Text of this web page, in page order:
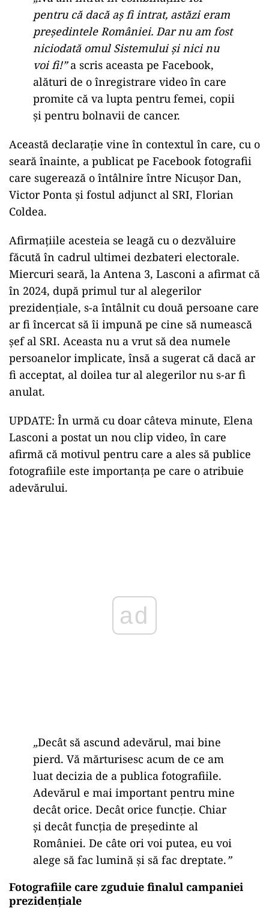
pentru că dacă aș fi intrat, astăzi eram
președintele României. Dar nu am fost
niciodată omul Sistemului și nici nu
voi fi!”a scris aceasta pe Facebook,
alături de o înregistrare video în care
promite că va lupta pentru femei, copii
și pentru bolnavii de cancer.
Această declarație vine în contextul în care, cu o
seară înainte, a publicat pe Facebook fotografii
care sugerează o întâlnire între Nicușor Dan,
Victor Ponta și fostul adjunct al SRI, Florian
Coldea.
Afirmațiile acesteia se leagă cu o dezvăluire
făcută în cadrul ultimei dezbateri electorale.
Miercuri seară, la Antena 3, Lasconi a afirmat că
în 2024, după primul tur al alegerilor
prezidențiale, s-a întâlnit cu două persoane care
ar fi încercat să îi impună pe cine să numească
șef al SRI. Aceasta nu a vrut să dea numele
persoanelor implicate, însă a sugerat că dacă ar
fi acceptat, al doilea tur al alegerilor nu s-ar fi
anulat.
UPDATE: În urmă cu doar câteva minute, Elena
Lasconi a postat un nou clip video, în care
afirmă că motivul pentru care a ales să publice
fotografiile este importanța pe care o atribuie
adevărului.
ad
„Decât să ascund adevărul, mai bine
pierd. Vă mărturisesc acum de ce am
luat decizia de a publica fotografiile.
Adevărul e mai important pentru mine
decât orice. Decât orice funcție. Chiar
și decât funcția de președinte al
României. De câte ori voi putea, eu voi
alege să fac lumină și să fac dreptate.”
Fotografiile care zguduie finalul campaniei
prezidențiale